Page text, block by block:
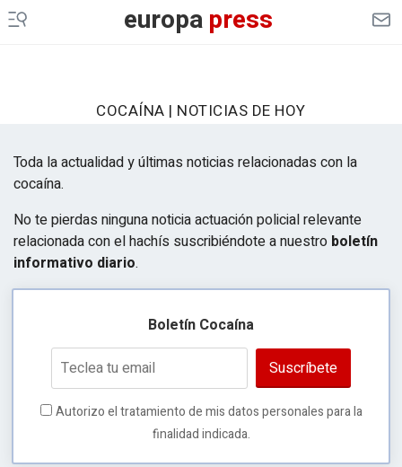
europapress
COCAÍNA | NOTICIAS DE HOY
Toda la actualidad y últimas noticias relacionadas con la
cocaína.
No te pierdas ninguna noticia actuación policial relevante
relacionada con el hachís suscribiéndote a nuestro boletín
informativo diario.
Boletín Cocaína
Suscríbete
Autorizo el tratamiento de mis datos personales para la
finalidad indicada.